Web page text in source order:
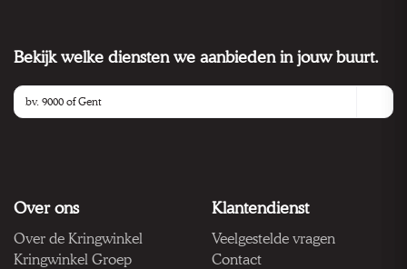
Bekijk welke diensten we aanbieden in jouw buurt.
Over ons
Over de Kringwinkel
Kringwinkel Groep
Klantendienst
Veelgestelde vragen
Contact